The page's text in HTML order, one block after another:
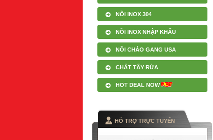
NỒI INOX 304
NỒI INOX NHẬP KHẨU
NỒI CHẢO GANG USA
CHẤT TẨY RỬA
HOT DEAL NOW
HỖ TRỢ TRỰC TUYẾN